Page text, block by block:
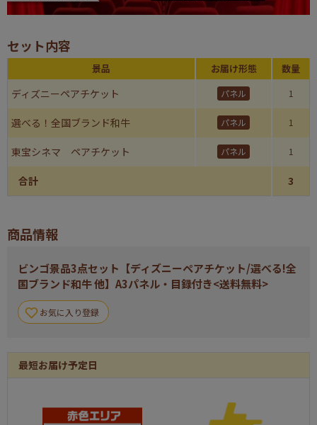
セット内容
景品 お届け形態 数量
ディズニーペアチケット パネル 1
選べる！全国ブランド和牛 パネル 1
東宝シネマ ペアチケット パネル 1
合計 3
商品情報
ビンゴ景品3点セット【ディズニーペアチケット/選べる!全
国ブランド和牛 他】A3パネル・目録付き<送料無料>
お気に入り登録
最短お届け予定日